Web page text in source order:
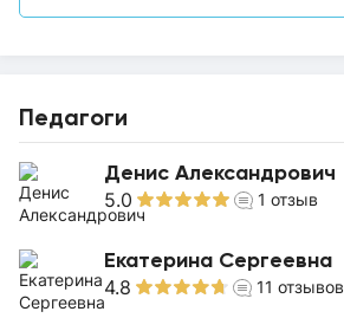
Педагоги
Денис Александрович
5.0 1 отзыв
Екатерина Сергеевна
4.8 11 отзывов